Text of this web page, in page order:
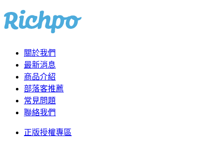
關於我們
最新消息
商品介紹
部落客推薦
常見問題
聯絡我們
正版授權專區